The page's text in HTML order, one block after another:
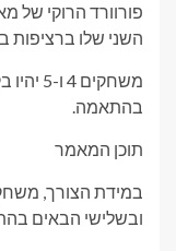
פורוורד הרוקי של
השני שלו ברציפות
בהתאמה.
תוכן המאמר
ובשלישי הבאים